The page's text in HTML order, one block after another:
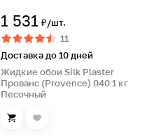
1 531 ₽/шт.
11
Доставка до 10 дней
Жидкие обои Silk Plaster
Прованс (Provence) 040 1 кг
Песочный